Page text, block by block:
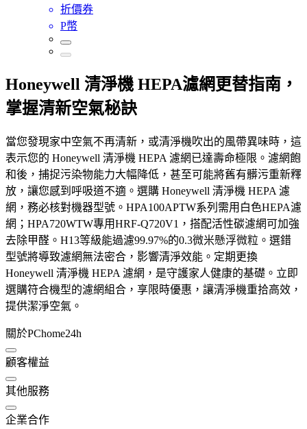
折價券
P幣
Honeywell 清淨機 HEPA濾網更替指南，
掌握清新空氣秘訣
當您發現家中空氣不再清新，或清淨機吹出的風帶異味時，這
表示您的 Honeywell 清淨機 HEPA 濾網已達壽命極限。濾網飽
和後，捕捉污染物能力大幅降低，甚至可能將舊有髒污重新釋
放，讓您感到呼吸道不適。選購 Honeywell 清淨機 HEPA 濾
網，務必核對機器型號。HPA100APTW系列需用白色HEPA濾
網；HPA720WTW專用HRF-Q720V1，搭配活性碳濾網可加強
去除甲醛。H13等級能過濾99.97%的0.3微米懸浮微粒。選錯
型號將導致濾網無法密合，影響清淨效能。定期更換
Honeywell 清淨機 HEPA 濾網，是守護家人健康的基礎。立即
選購符合機型的濾網組合，享限時優惠，讓清淨機重拾高效，
提供潔淨空氣。
關於PChome24h
顧客權益
其他服務
企業合作